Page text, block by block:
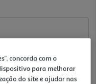
concorda com o
para melhorar
do site e ajudar nas